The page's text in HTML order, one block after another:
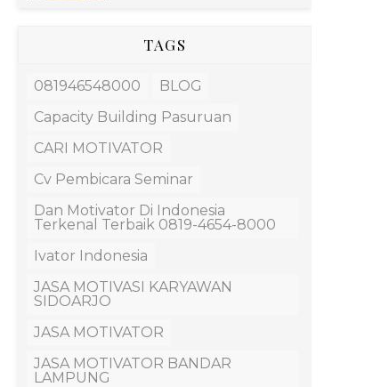
TAGS
081946548000
BLOG
Capacity Building Pasuruan
CARI MOTIVATOR
Cv Pembicara Seminar
Dan Motivator Di Indonesia
Terkenal Terbaik 0819-4654-8000
Ivator Indonesia
JASA MOTIVASI KARYAWAN
SIDOARJO
JASA MOTIVATOR
JASA MOTIVATOR BANDAR
LAMPUNG